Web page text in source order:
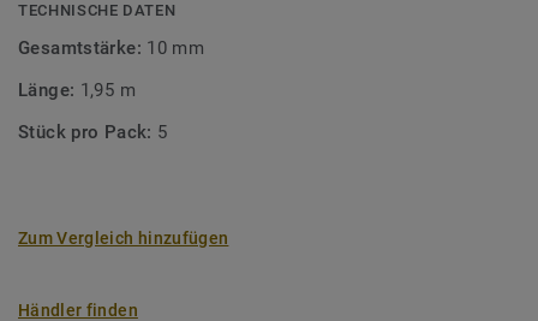
TECHNISCHE DATEN
Gesamtstärke: 10 mm
Länge: 1,95 m
Stück pro Pack: 5
Zum Vergleich hinzufügen
Händler finden